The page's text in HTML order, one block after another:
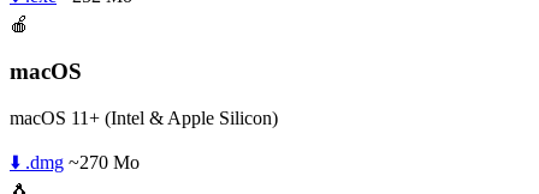
🍎
macOS
macOS 11+ (Intel & Apple Silicon)
⬇️ .dmg ~270 Mo